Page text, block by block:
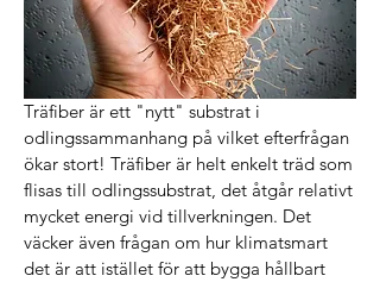
Träfiber är ett "nytt" substrat i
odlingssammanhang på vilket efterfrågan
ökar stort! Träfiber är helt enkelt träd som
flisas till odlingssubstrat, det åtgår relativt
mycket energi vid tillverkningen. Det
väcker även frågan om hur klimatsmart
det är att istället för att bygga hållbart